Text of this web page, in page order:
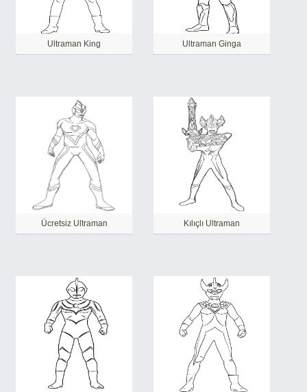
Ultraman King Ultraman Ginga
Ücretsiz Ultraman Kılıçlı Ultraman